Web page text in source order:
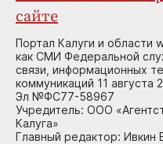
сайте
Портал Калуги и области
как СМИ Федеральной
связи, информационных
коммуникаций 11 августа
Эл №ФС77-58967
Учредитель: ООО
Калуга»
Главный редактор: Ивкин